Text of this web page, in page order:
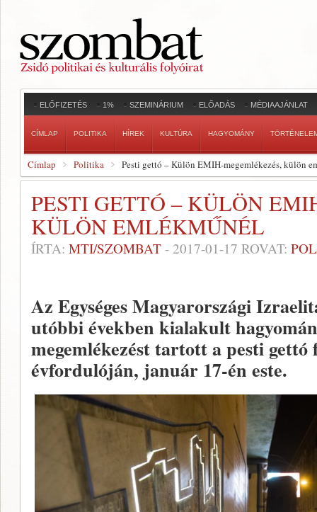
ELŐFIZETÉS 1% SZEMINÁRIUM ELŐADÁS MÉDIAAJÁNLAT
CÍMLAP POLITIKA HÍREK KULTÚRA HAGYOMÁNY
Címlap Politika Pesti gettó – Külön EMIH-megemlékezés, külön
PESTI GETTÓ – KÜLÖN
KÜLÖN EMLÉKMŰNÉL
ÍRTA: MTI/SZOMBAT - 2017-01-17 ROVAT:
Az Egységes Magyarországi
utóbbi években kialakult
megemlékezést tartott a pesti gettó
évfordulóján, január 17-én este.